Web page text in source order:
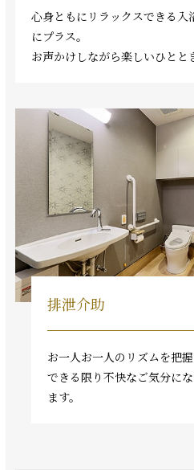
心身ともにリラックスできる入
にプラス。
お声かけしながら楽しいひとと
排泄介助
お一人お一人のリズムを把
できる限り不快なご気分に
ます。